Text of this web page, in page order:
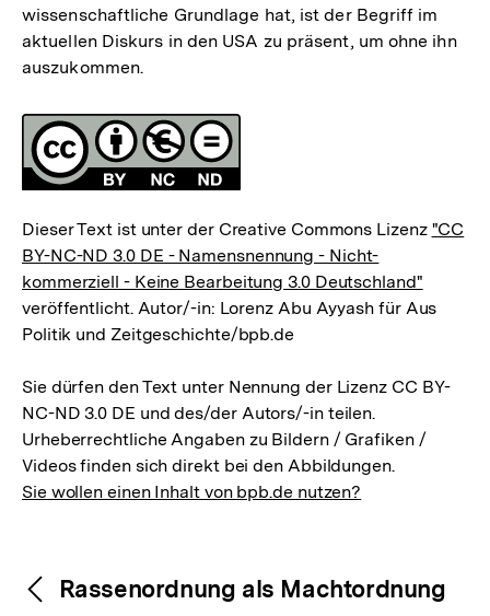
wissenschaftliche Grundlage hat, ist der Begriff im
aktuellen Diskurs in den USA zu präsent, um ohne ihn
auszukommen.
Fussnoten
Lizenz
Dieser Text ist unter der Creative Commons Lizenz "CC
BY-NC-ND 3.0 DE - Namensnennung - Nicht-
kommerziell - Keine Bearbeitung 3.0 Deutschland"
veröffentlicht. Autor/-in: Lorenz Abu Ayyash für Aus
Politik und Zeitgeschichte/bpb.de
Sie dürfen den Text unter Nennung der Lizenz CC BY-
NC-ND 3.0 DE und des/der Autors/-in teilen.
Urheberrechtliche Angaben zu Bildern / Grafiken /
Videos finden sich direkt bei den Abbildungen.
Sie wollen einen Inhalt von bpb.de nutzen?
Inhaltsnavigation
Inhaltsnavigation
Rassenordnung als Machtordnung